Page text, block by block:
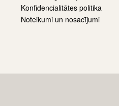
Konfidencialitātes politika
Noteikumi un nosacījumi